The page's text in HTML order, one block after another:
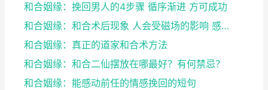
和合姻缘：挽回男人的4步骤 循序渐进 方可成功
和合姻缘：和合术后现象 人会受磁场的影响 感到头晕...
和合姻缘：真正的道家和合术方法
和合姻缘：和合二仙摆放在哪最好？有何禁忌？
和合姻缘：能感动前任的情感挽回的短句